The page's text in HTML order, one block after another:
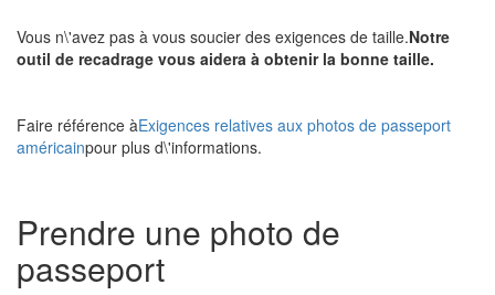
Vous n\'avez pas à vous soucier des exigences de taille.Notre
outil de recadrage vous aidera à obtenir la bonne taille.
Faire référence àExigences relatives aux photos de passeport
américainpour plus d\'informations.
Prendre une photo de
passeport